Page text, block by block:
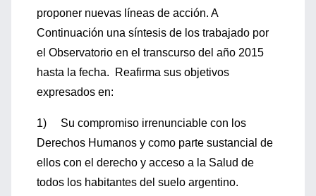
proponer nuevas líneas de acción. A
Continuación una síntesis de los trabajado por
el Observatorio en el transcurso del año 2015
hasta la fecha. Reafirma sus objetivos
expresados en:
1) Su compromiso irrenunciable con los
Derechos Humanos y como parte sustancial de
ellos con el derecho y acceso a la Salud de
todos los habitantes del suelo argentino.